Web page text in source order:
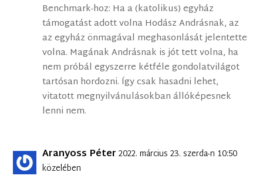
Benchmark-hoz: Ha a (katolikus) egyház
támogatást adott volna Hodász Andrásnak, az
az egyház önmagával meghasonlását jelentette
volna. Magának Andrásnak is jót tett volna, ha
nem próbál egyszerre kétféle gondolatvilágot
tartósan hordozni. Így csak hasadni lehet,
vitatott megnyilvánulásokban állóképesnek
lenni nem.
Aranyoss Péter 2022. március 23. szerda-n 10:50
közelében